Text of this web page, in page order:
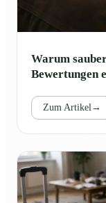
Warum
Bewertungen
Zum Artikel→